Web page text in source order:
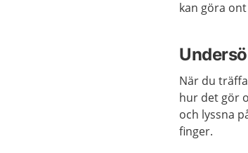
kan göra
När du
hur det gör
och lyssna
finger.